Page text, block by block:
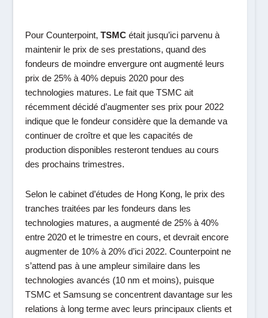
Pour Counterpoint,TSMC était jusqu’ici parvenu à
maintenir le prix de ses prestations, quand des
fondeurs de moindre envergure ont augmenté leurs
prix de 25% à 40% depuis 2020 pour des
technologies matures. Le fait que TSMC ait
récemment décidé d’augmenter ses prix pour 2022
indique que le fondeur considère que la demande va
continuer de croître et que les capacités de
production disponibles resteront tendues au cours
des prochains trimestres.
Selon le cabinet d’études de Hong Kong, le prix des
tranches traitées par les fondeurs dans les
technologies matures, a augmenté de 25% à 40%
entre 2020 et le trimestre en cours, et devrait encore
augmenter de 10% à 20% d’ici 2022. Counterpoint ne
s’attend pas à une ampleur similaire dans les
technologies avancés (10 nm et moins), puisque
TSMC et Samsung se concentrent davantage sur les
relations à long terme avec leurs principaux clients et